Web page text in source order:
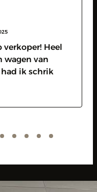
verkoper! Heel
wagen van
ik schrik
de recensies